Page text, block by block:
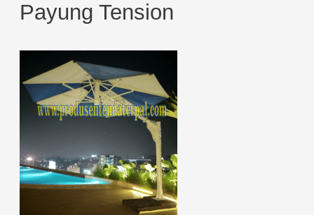
Payung Tension